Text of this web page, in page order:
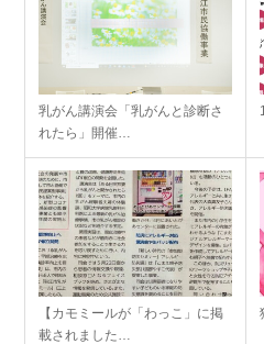
乳がん講演会「乳がんと診断さ
れたら」開催…
【カモミールが「わっこ」に掲
載されました…